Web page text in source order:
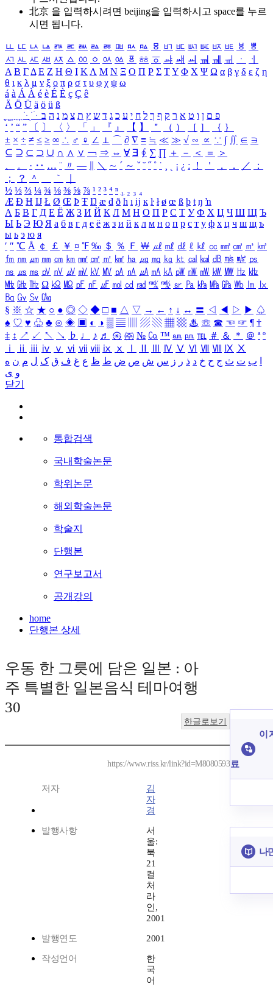
北京 을 입력하시려면 beijing을 입력하시고 space를 누르
시면 됩니다.
ㅥ ㅦ ㅧ ㅨ ㅩ ㅪ ㅫ ㅬ ㅭ ㅮ ㅯ ㅰ ㅱ ㅲ ㅳ ㅴ ㅵ ㅶ ㅷ ㅸ
ㅹ
ㅺ ㅻ ㅼ ㅽ ㅾ ㅿ ㆀ ㆁ ㆂ ㆃ ㆄ ㆅ ㆆ ㆇ ㆈ ㆉ ㆊ ㆋ ㆌ ㆍ
ㆎ
Α Β ΓΔ Ε Ζ Η Θ Ι ΚΛ Μ Ν Ξ Ο Π Ρ Σ ΤΥ Φ Χ Ψ Ω α β γ δ ε ζ η
θ ι κ λ μ ν ξ ο π ρ σ τ υ φ χ ψ ω
á à Á À é è É È ç Ç ê
Ä Ö Ü ä ö ü ß
ִֶֹ ֻּ ׁׂ פ ם ן ו ט א ר ק ף ך ל ח י ע כ ג ד ש ץ ת צ מ נ ה ב
‘ ’ “ ” 〔 〕 〈 〉 「 」 『 』 【 】 ＂ （ ） ［ ］ ｛ ｝
± × ÷ ≠ ≤ ≥ ∞ ∴ ♂ ♀ ∠ ⊥ ⌒ ∂ ∇ ≡ ≒ ≪ ≫ √ ∽ ∝ ∵ ∫ ∬ ∈ ∋
⊆ ⊇ ⊂ ⊃ ∪ ∩ ∧ ∨ ￢ ⇒ ⇔ ∀ ∃ ∮ ∑ ∏ ＋ － ＜ ＝
＞
、
。 · ‥ … ¨ 〃 ― ＼ ∼ ´ ～ ˇ ˘ ˝ ˚ ˙ ¸ ¡ ¿ ː ！ ＇ ， ． ／
：
；
？ ＾ ｀
½ ⅓ ⅔ ¼ ¾ ⅛ ⅜ ⅝ ⅞ ¹ ² ³ ⁴ ⁿ ₁ ₂ ₃ ₄
Æ Ð Ħ Ĳ Ł Ø Œ Þ Ŧ Ŋ æ đ ð ħ ı ĳ ĸ ŀ ł ø œ ß þ ŧ ŋ ŉ
А Б В Г Д Е Ё Ж З И Й К Л М Н О П Р С Т У Ф Х Ц Ч Ш Щ Ъ
Ы Ь Э Ю Я а б в г д е ё ж з и й к л м н о п р с т у ф х ц ч ш щ ъ
ы ь э ю я
′ ″ ℃ Å ￠ ￡ ￥ ¤ ℉ ‰ ＄ ％ Ｆ ￦ ㎕ ㎖ ㎗ ℓ ㎘ ㏄ ㎣ ㎤ ㎥ ㎦
㎙ ㎚ ㎛ ㎜ ㎝ ㎞ ㎟ ㎠ ㎡ ㎢ ㏊ ㎍ ㎎ ㎏ ㏏ ㎈ ㎉ ㏈ ㎧ ㎨ ㎰
㎱ ㎲ ㎳ ㎴ ㎵ ㎶ ㎷ ㎸ ㎹ ㎀ ㎁ ㎂ ㎃ ㎄ ㎺ ㎻ ㎽ ㎾ ㎿ ㎐ ㎑
㎒ ㎓ ㎔ Ω ㏀ ㏁ ㎊ ㎋ ㎌ ㏖ ㏅ ㎭ ㎮ ㎯ ㏛ ㎩ ㎪ ㎫ ㎬ ㏝ ㏐
㏓
㏃ ㏉ ㏜ ㏆
§ ※ ☆ ★ ○ ● ◎ ◇ ◆ □ ■ △ ▽ → ← ↑ ↓ ↔ 〓 ◁ ◀ ▷ ▶ ♤
♠ ♡ ♥ ♧ ♣ ⊙ ◈ ▣ ◐ ◑ ▒ ▤ ▨ ▧ ▦ ▩ ♨ ☏ ☎ ☜ ☞ ¶ †
‡ ↕ ↗ ↙ ↖ ↘ ♭ ♩ ♪ ♬ ㉿ ㈜ № ㏇ ™ ㏂ ㏘ ℡ ＃ ＆ ＊ ＠ ª º
ⅰ
ⅱ ⅲ ⅳ ⅴ ⅵ ⅶ ⅷ ⅸ ⅹ Ⅳ Ⅴ Ⅵ Ⅶ Ⅷ Ⅸ Ⅹ
ب ت ث ج ح خ د ذ ر ز س ش ص ض ط ظ ع غ ف ق ک ل م ن ه
و ی
닫기
통합검색
국내학술논문
학위논문
해외학술논문
학술지
단행본
연구보고서
공개강의
home
단행본 상세
우동 한 그릇에 담은 일본 : 아
주 특별한 일본음식 테마여행
30
한글로보기
https://www.riss.kr/link?id=M8080593
저자
김
자
경
발행사항
서
울:
북
21
컬
처
라
인,
2001
발행연도 2001
작성언어
한
국
어
이
료
나